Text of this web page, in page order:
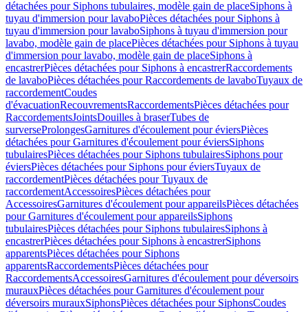
détachées pour Siphons tubulaires, modèle gain de placeSiphons à
tuyau d'immersion pour lavaboPièces détachées pour Siphons à
tuyau d'immersion pour lavaboSiphons à tuyau d'immersion pour
lavabo, modèle gain de placePièces détachées pour Siphons à tuyau
d'immersion pour lavabo, modèle gain de placeSiphons à
encastrerPièces détachées pour Siphons à encastrerRaccordements
de lavaboPièces détachées pour Raccordements de lavaboTuyaux de
raccordementCoudes
d'évacuationRecouvrementsRaccordementsPièces détachées pour
RaccordementsJointsDouilles à braserTubes de
surverseProlongesGarnitures d'écoulement pour éviersPièces
détachées pour Garnitures d'écoulement pour éviersSiphons
tubulairesPièces détachées pour Siphons tubulairesSiphons pour
éviersPièces détachées pour Siphons pour éviersTuyaux de
raccordementPièces détachées pour Tuyaux de
raccordementAccessoiresPièces détachées pour
AccessoiresGarnitures d'écoulement pour appareilsPièces détachées
pour Garnitures d'écoulement pour appareilsSiphons
tubulairesPièces détachées pour Siphons tubulairesSiphons à
encastrerPièces détachées pour Siphons à encastrerSiphons
apparentsPièces détachées pour Siphons
apparentsRaccordementsPièces détachées pour
RaccordementsAccessoiresGarnitures d'écoulement pour déversoirs
murauxPièces détachées pour Garnitures d'écoulement pour
déversoirs murauxSiphonsPièces détachées pour SiphonsCoudes